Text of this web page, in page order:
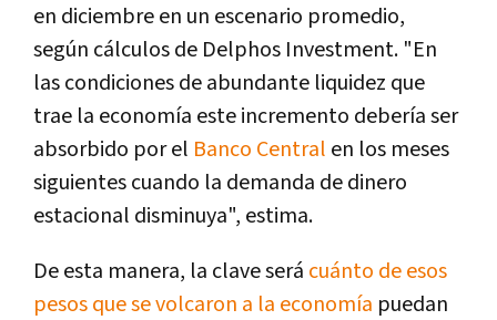
en diciembre en un escenario promedio,
según cálculos de Delphos Investment. "En
las condiciones de abundante liquidez que
trae la economía este incremento debería ser
absorbido por el Banco Central en los meses
siguientes cuando la demanda de dinero
estacional disminuya", estima.
De esta manera, la clave será cuánto de esos
pesos que se volcaron a la economía puedan